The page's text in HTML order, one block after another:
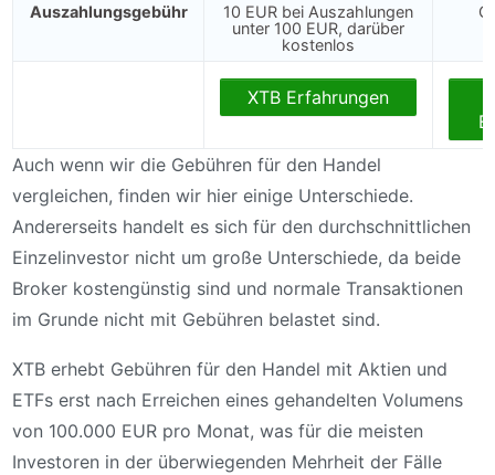
Auszahlungsgebühr
10 EUR bei Auszahlungen
unter 100 EUR, darüber
kostenlos
XTB Erfahrungen
Auch wenn wir die Gebühren für den Handel
vergleichen, finden wir hier einige Unterschiede.
Andererseits handelt es sich für den durchschnittlichen
Einzelinvestor nicht um große Unterschiede, da beide
Broker kostengünstig sind und normale Transaktionen
im Grunde nicht mit Gebühren belastet sind.
XTB erhebt Gebühren für den Handel mit Aktien und
ETFs erst nach Erreichen eines gehandelten Volumens
von 100.000 EUR pro Monat, was für die meisten
Investoren in der überwiegenden Mehrheit der Fälle